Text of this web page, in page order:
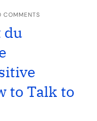
COMMENTS
du
to Talk to